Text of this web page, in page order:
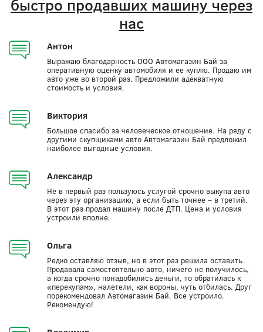
быстро продавших машину через
нас
Антон
Выражаю благодарность ООО Автомагазин Бай за
оперативную оценку автомобиля и ее куплю. Продаю им
авто уже во второй раз. Предложили адекватную
стоимость и условия.
Виктория
Большое спасибо за человеческое отношение. На ряду с
другими скупщиками авто Автомагазин Бай предложил
наиболее выгодные условия.
Александр
Не в первый раз пользуюсь услугой срочно выкупа авто
через эту организацию, а если быть точнее – в третий.
В этот раз продал машину после ДТП. Цена и условия
устроили вполне.
Ольга
Редко оставляю отзыв, но в этот раз решила оставить.
Продавала самостоятельно авто, ничего не получилось,
а когда срочно понадобились деньги, то обратилась к
«перекупам», налетели, как вороны, чуть отбилась. Друг
порекомендовал Автомагазин Бай. Все устроило.
Рекомендую!